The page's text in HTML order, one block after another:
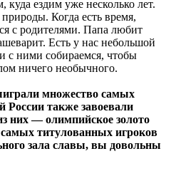
ездим уже несколько лет.
Когда есть время,
с родителями. Папа любит
Есть у нас небольшой
с ними собираемся, чтобы
ничего необычного.
множество самых
России также завоевали
них — олимпийское золото
титулованных игроков
зала славы, вы довольны